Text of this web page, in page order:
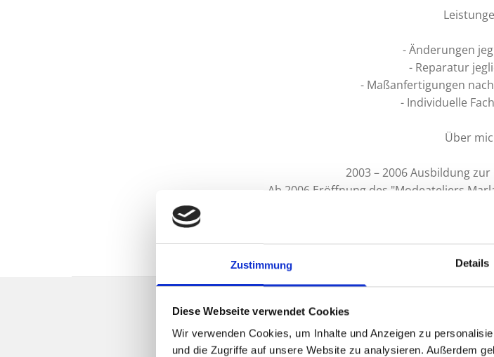
Zustimmung Details
Diese Webseite verwendet Cookies
Wir verwenden Cookies, um Inhalte und Anzeigen zu
und die Zugriffe auf unsere Website zu analysieren. Außerdem
- Änderungen
- Reparatur
- Maßanfertigungen
- Individuelle
Über
2003 – 2006 Ausbildung
Ab 2006 Eröffnung des "Modeateliers